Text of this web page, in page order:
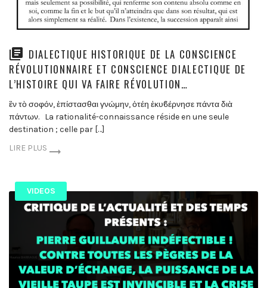
DIALECTIQUE HISTORIQUE DE LA CONSCIENCE
RÉVOLUTIONNAIRE ET CONSCIENCE DIALECTIQUE DE
L’HISTOIRE QUI VA FAIRE RÉVOLUTION…
ἓν τὸ σοφόν, ἐπίστασθαι γνώμην, ὁτέη ἐκυϐέρνησε πάντα διὰ
πάντων. La rationalité-connaissance réside en une seule
destination ; celle par […]
LIRE PLUS
VIDEOS